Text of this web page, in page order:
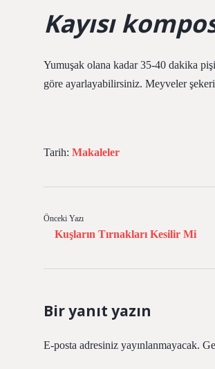
Kayısı
Yumuşak olana kadar 35-40 dakika
göre ayarlayabilirsiniz. Meyveler
Tarih: Makaleler
Önceki Yazı
Kuşların Tırnakları Kesilir Mi
Bir yanıt yazın
E-posta adresiniz yayınlanmayacak.